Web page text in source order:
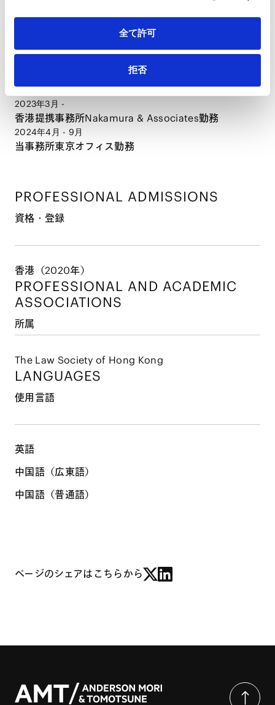
全て許可
拒否
2016年6月
The University of Hong Kong (LLB)
2017年9月 - 2021年4月
香港Han Kun Law Offices勤務
2023年3月 -
香港提携事務所Nakamura & Associates勤務
2024年4月 - 9月
当事務所東京オフィス勤務
PROFESSIONAL ADMISSIONS
資格・登録
香港（2020年）
PROFESSIONAL AND ACADEMIC
ASSOCIATIONS
所属
The Law Society of Hong Kong
LANGUAGES
使用言語
英語
中国語（広東語）
中国語（普通語）
ページのシェアはこちらから